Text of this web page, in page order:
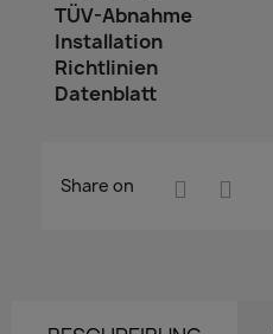
TÜV-Abnahme
Installation
Richtlinien
Datenblatt
Share on